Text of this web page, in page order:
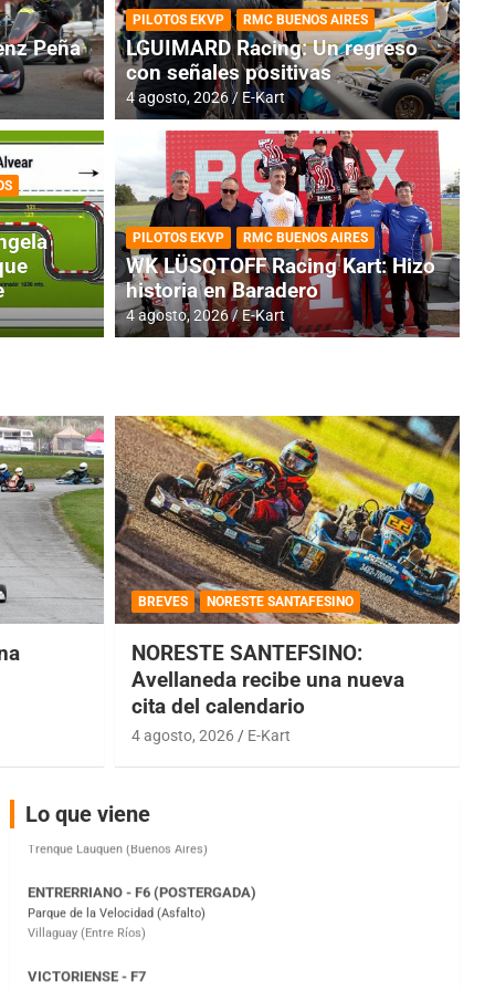
Horarios para la
Peña
PILOTOS EKVP RMC BUENOS AIRES
LGUIMARD Racing: Un regreso
con señales positivas
4 agosto, 2026 E-Kart
PILOTOS EKVP RMC BUENOS AIRES
WK LÜSQTOFF Racing Kart: Hizo
historia en Baradero
4 agosto, 2026 E-Kart
BREVES NORESTE SANTAFESINO
NORESTE SANTEFSINO:
Avellaneda recibe una nueva
cita del calendario
4 agosto, 2026 E-Kart
Lo que viene
COBERTURA ESPECIAL DE E-KART.COM.AR
Ramiro Tot (Asfalto)
Baradero (Buenos Aires)
Ciudad de Trenque Lauquen (Asfalto)
Parque de la Velocidad (Asfalto)
VICTORIENSE - F7
El Cerro (Tierra)
Victoria (Entre Ríos)
PATAGONICO - F6